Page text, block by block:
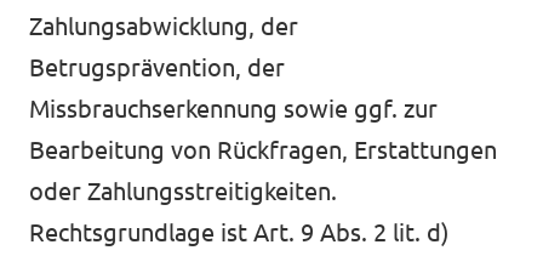
Zahlungsabwicklung, der
Betrugsprävention, der
Missbrauchserkennung sowie ggf. zur
Bearbeitung von Rückfragen, Erstattungen
oder Zahlungsstreitigkeiten.
Rechtsgrundlage ist Art. 9 Abs. 2 lit. d)